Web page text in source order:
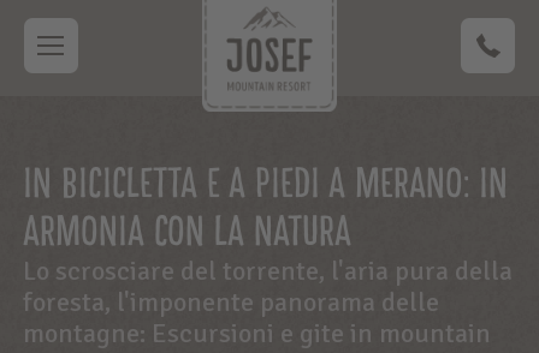
IN BICICLETTA E A PIEDI A MERANO: IN
ARMONIA CON LA NATURA
Lo scrosciare del torrente, l'aria pura della
foresta, l'imponente panorama delle
montagne: Escursioni e gite in mountain